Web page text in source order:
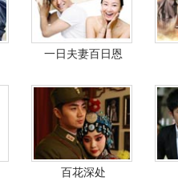
一日夫妻百日恩
百花深处